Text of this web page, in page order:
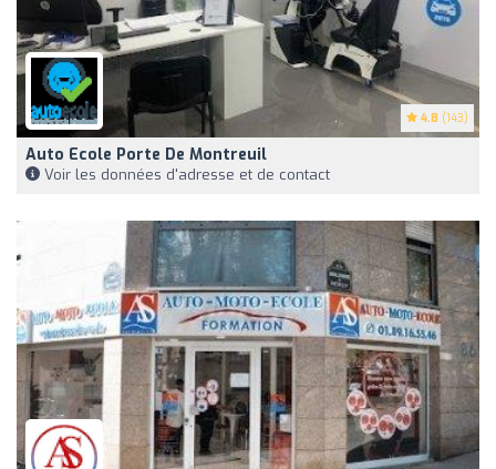
4.8 (143)
Auto Ecole Porte De Montreuil
Voir les données d'adresse et de contact